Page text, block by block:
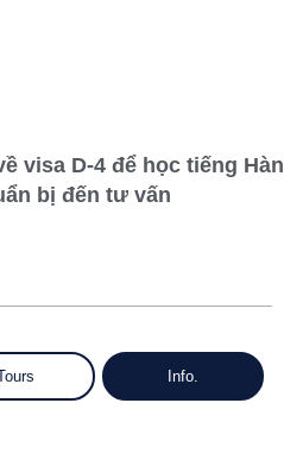
visa D-4 để học tiếng Hàn
bị đến tư vấn
Info.